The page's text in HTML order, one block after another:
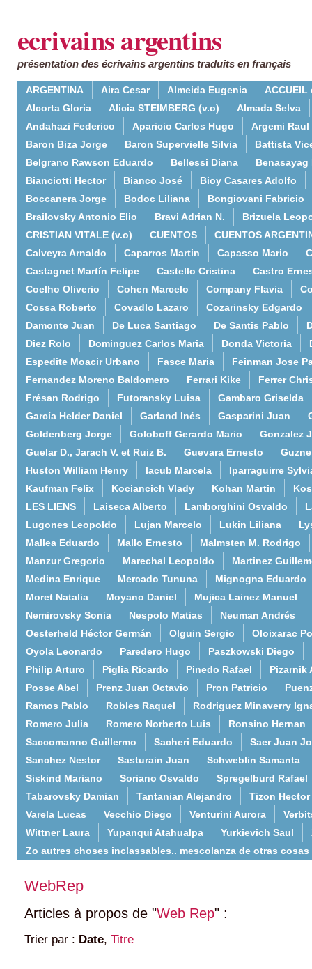
ecrivains argentins
présentation des écrivains argentins traduits en français
ARGENTINA Aira Cesar Almeida Eugenia
ACCUEIL
Alcorta Gloria
Alicia STEIMBERG (v.o)
Almada Selva
Andahazi Federico
Aparicio Carlos Hugo
Argemi Raul
Baron Biza Jorge
Baron Supervielle Silvia
Battista
Belgrano Rawson Eduardo
Bellessi Diana
Benasayag
Bianciotti Hector
Bianco José
Bioy Casares Adolfo
Boccanera Jorge
Bodoc Liliana
Bongiovani Fabricio
Brailovsky Antonio Elio
Bravi Adrian N.
Brizuela
CRISTIAN VITALE (v.o)
CUENTOS
CUENTOS
Calveyra Arnaldo
Caparros Martin Capasso Mario
Castagnet Martín Felipe
Castello Cristina
Castro
Coelho Oliverio
Cohen Marcelo Company Flavia
Cossa Roberto
Covadlo Lazaro
Cozarinsky Edgardo
Damonte Juan
De Luca Santiago De Santis Pablo
Diez Rolo
Dominguez Carlos Maria Donda Victoria
Espedite Moacir Urbano
Fasce Maria
Feinman Jose
Fernandez Moreno Baldomero
Ferrari Kike
Ferrer
Frésan Rodrigo
Futoransky Luisa
Gambaro Griselda
García Helder Daniel
Garland Inés Gasparini Juan
Goldenberg Jorge
Goloboff Gerardo Mario
Gonzalez
Guelar D., Jarach V. et Ruiz B.
Guevara Ernesto
Huston William Henry
Iacub Marcela
Iparraguirre
Kaufman Felix
Kociancich Vlady Kohan Martin
LES LIENS
Laiseca Alberto Lamborghini Osvaldo
Lugones Leopoldo
Lujan Marcelo Lukin Liliana
Mallea Eduardo
Mallo Ernesto
Malmsten M. Rodrigo
Manzur Gregorio
Marechal Leopoldo
Martinez
Medina Enrique
Mercado Tununa
Mignogna Eduardo
Moret Natalia
Moyano Daniel
Mujica Lainez Manuel
Nemirovsky Sonia
Nespolo Matias
Neuman Andrés
Oesterheld Héctor Germán
Olguin Sergio
Oloixarac
Oyola Leonardo
Paredero Hugo
Paszkowski Diego
Philip Arturo
Piglia Ricardo Pinedo Rafael
Pizarnik
Posse Abel
Prenz Juan Octavio Pron Patricio
Ramos Pablo
Robles Raquel
Rodriguez Minaverry
Romero Julia
Romero Norberto Luis
Ronsino Hernan
Saccomanno Guillermo
Sacheri Eduardo
Saer Juan
Sanchez Nestor
Sasturain Juan
Schweblin Samanta
Siskind Mariano
Soriano Osvaldo
Spregelburd Rafael
Tabarovsky Damian
Tantanian Alejandro
Tizon Hector
Varela Lucas
Vecchio Diego Venturini Aurora
Wittner Laura
Yupanqui Atahualpa Yurkievich Saul
Zo autres choses inclassables.. mescolanza de otras cosas
WebRep
Articles à propos de "Web Rep" :
Trier par : Date, Titre